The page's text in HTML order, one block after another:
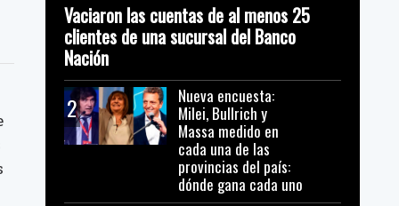
Vaciaron las cuentas de al menos 25
clientes de una sucursal del Banco
Nación
2
Nueva encuesta:
Milei, Bullrich y
Massa medido en
cada una de las
provincias del país:
dónde gana cada uno